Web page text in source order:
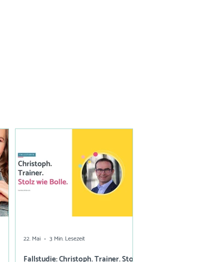
Fallstudie: Christoph. Trainer. Stolz
22. Mai 3 Min. Lesezeit